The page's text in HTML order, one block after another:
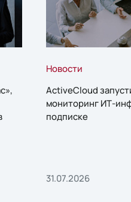
Новости
ActiveCloud
мониторинг ИТ-
подписке
31.07.2026